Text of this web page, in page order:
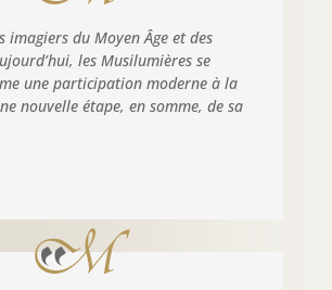
imagiers du Moyen Âge et des
les Musilumières se
une participation moderne à la
nouvelle étape, en somme, de sa